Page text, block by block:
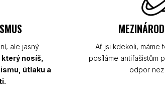
ale jasný
nosíš,
útlaku a
Ať jsi kdekoli, máme
posíláme antifašistům
odpor